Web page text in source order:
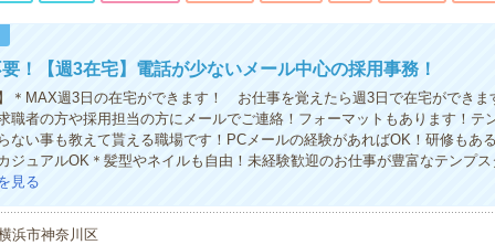
！【週3在宅】電話が少ないメール中心の採用事務！
＊MAX週3日の在宅ができます！ お仕事を覚えたら週3日で在宅ができま
職者の方や採用担当の方にメールでご連絡！フォーマットもあります！テ
ない事も教えて貰える職場です！PCメールの経験があればOK！研修もあ
ジュアルOK＊髪型やネイルも自由！未経験歓迎のお仕事が豊富なテンプ
見る
浜市神奈川区